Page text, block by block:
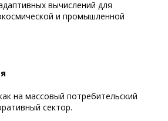
вычислений для
и промышленной
на массовый потребительский
сектор.